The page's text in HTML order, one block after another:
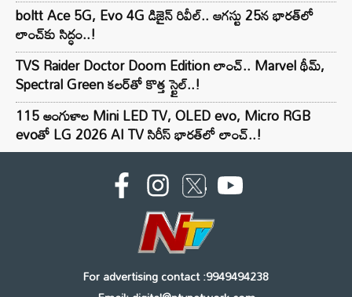
boltt Ace 5G, Evo 4G డిజైన్ రివీల్.. ఆగస్టు 25న భారత్‌లో
లాంచ్‌కు సిద్ధం..!
TVS Raider Doctor Doom Edition లాంచ్.. Marvel థీమ్,
Spectral Green కలర్‌తో కొత్త స్టైల్..!
115 అంగుళాల Mini LED TV, OLED evo, Micro RGB
evoతో LG 2026 AI TV సిరీస్ భారత్‌లో లాంచ్..!
For advertising contact :9949494238